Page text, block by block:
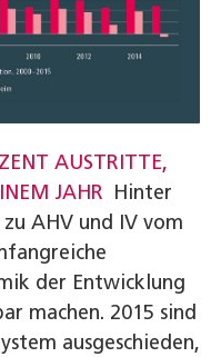
AUSTRITTE,
JAHR Hinter
AHV und IV vom
der Entwicklung
machen. 2015 sind
ausgeschieden,